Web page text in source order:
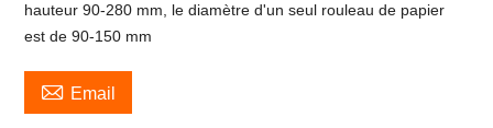
hauteur 90-280 mm, le diamètre d'un seul rouleau de papier
est de 90-150 mm
 Email